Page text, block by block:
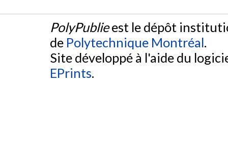
PolyPublieest le dépôt
de Polytechnique Montréal.
Site développé à l'aide du
EPrints.